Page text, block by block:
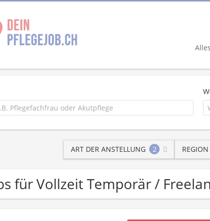
ART DER ANSTELLUNG 2 REGION
für Vollzeit Temporär /